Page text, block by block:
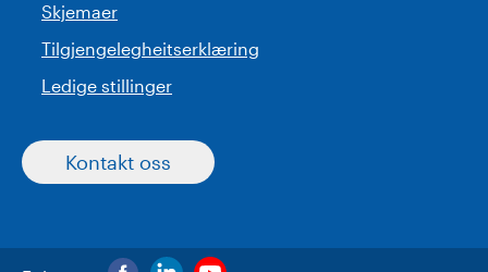
Skjemaer
Tilgjengelegheitserklæring
Ledige stillinger
Kontakt oss